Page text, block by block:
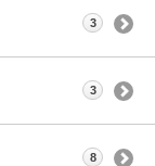
3
3
8